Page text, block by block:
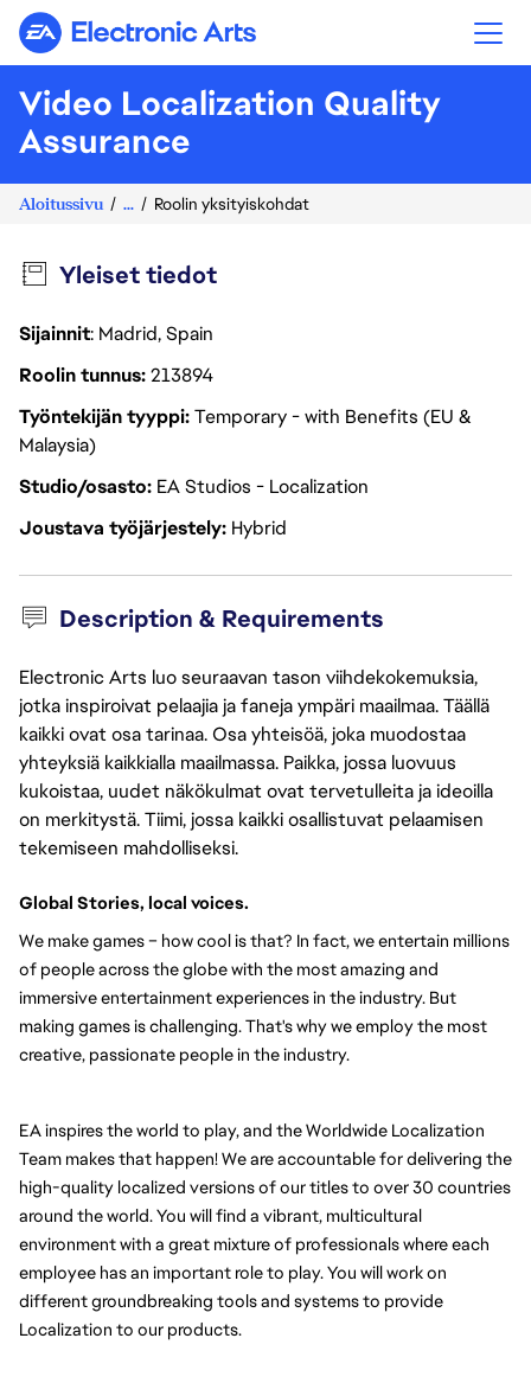
Electronic Arts
Video Localization Quality
Assurance
Aloitussivu ... Roolin yksityiskohdat
Yleiset tiedot
Sijainnit: Madrid, Spain
Roolin tunnus213894
Työntekijän tyyppiTemporary - with Benefits (EU &
Malaysia)
Studio/osasto EA Studios - Localization
Joustava työjärjestely Hybrid
Description & Requirements
Electronic Arts luo seuraavan tason viihdekokemuksia,
jotka inspiroivat pelaajia ja faneja ympäri maailmaa. Täällä
kaikki ovat osa tarinaa. Osa yhteisöä, joka muodostaa
yhteyksiä kaikkialla maailmassa. Paikka, jossa luovuus
kukoistaa, uudet näkökulmat ovat tervetulleita ja ideoilla
on merkitystä. Tiimi, jossa kaikki osallistuvat pelaamisen
tekemiseen mahdolliseksi.
Global Stories, local voices.
We make games – how cool is that? In fact, we entertain millions
of people across the globe with the most amazing and
immersive entertainment experiences in the industry. But
making games is challenging. That's why we employ the most
creative, passionate people in the industry.
EA inspires the world to play, and the Worldwide Localization
Team makes that happen! We are accountable for delivering the
high-quality localized versions of our titles to over 30 countries
around the world. You will find a vibrant, multicultural
environment with a great mixture of professionals where each
employee has an important role to play. You will work on
different groundbreaking tools and systems to provide
Localization to our products.